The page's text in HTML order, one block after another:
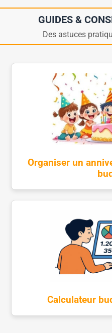
GUIDES &
Des astuces
Organiser un
Calculateur